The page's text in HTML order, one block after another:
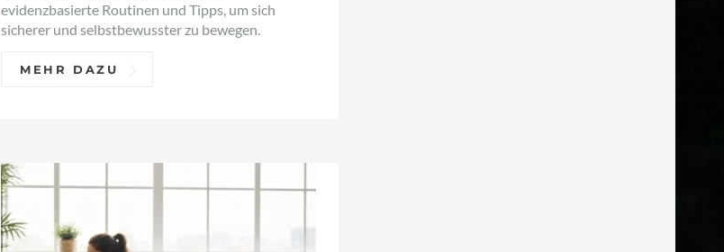
evidenzbasierte Routinen und Tipps, um sich
sicherer und selbstbewusster zu bewegen.
MEHR DAZU